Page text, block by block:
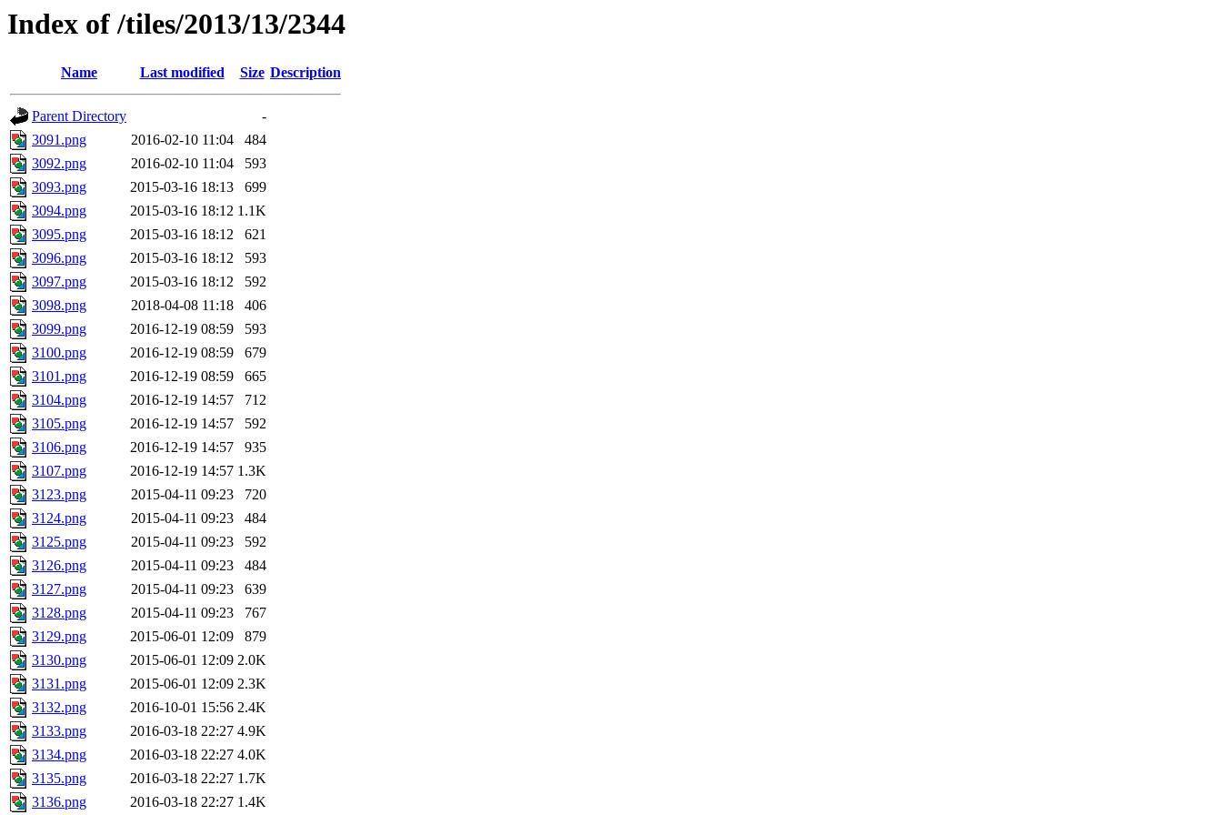
Index of /tiles/2013/13/2344
Name Last modified Size Description
Parent Directory
-
3091.png
2016-02-10 11:04
484
3092.png
2016-02-10 11:04
593
3093.png
2015-03-16 18:13
699
3094.png
2015-03-16 18:12 1.1K
3095.png
2015-03-16 18:12
621
3096.png
2015-03-16 18:12
593
3097.png
2015-03-16 18:12
592
3098.png
2018-04-08 11:18
406
3099.png
2016-12-19 08:59
593
3100.png
2016-12-19 08:59
679
3101.png
2016-12-19 08:59
665
3104.png
2016-12-19 14:57
712
3105.png
2016-12-19 14:57
592
3106.png
2016-12-19 14:57
935
3107.png
2016-12-19 14:57 1.3K
3123.png
2015-04-11 09:23
720
3124.png
2015-04-11 09:23
484
3125.png
2015-04-11 09:23
592
3126.png
2015-04-11 09:23
484
3127.png
2015-04-11 09:23
639
3128.png
2015-04-11 09:23
767
3129.png
2015-06-01 12:09
879
3130.png
2015-06-01 12:09 2.0K
3131.png
2015-06-01 12:09 2.3K
3132.png
2016-10-01 15:56 2.4K
3133.png
2016-03-18 22:27 4.9K
3134.png
2016-03-18 22:27 4.0K
3135.png
2016-03-18 22:27 1.7K
3136.png
2016-03-18 22:27 1.4K